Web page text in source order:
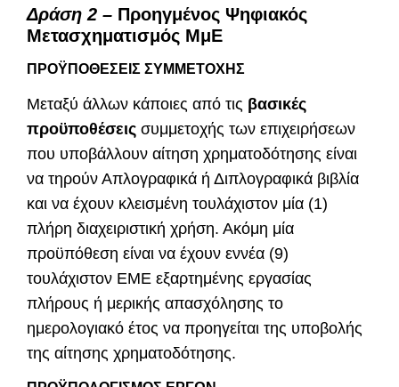
Δράση 2 – Προηγμένος Ψηφιακός
Μετασχηματισμός ΜμΕ
ΠΡΟΫΠΟΘΕΣΕΙΣ ΣΥΜΜΕΤΟΧΗΣ
Μεταξύ άλλων κάποιες από τις βασικές
προϋποθέσεις συμμετοχής των επιχειρήσεων
που υποβάλλουν αίτηση χρηματοδότησης είναι
να τηρούν Απλογραφικά ή Διπλογραφικά βιβλία
και να έχουν κλεισμένη τουλάχιστον μία (1)
πλήρη διαχειριστική χρήση. Ακόμη μία
προϋπόθεση είναι να έχουν εννέα (9)
τουλάχιστον ΕΜΕ εξαρτημένης εργασίας
πλήρους ή μερικής απασχόλησης το
ημερολογιακό έτος να προηγείται της υποβολής
της αίτησης χρηματοδότησης.